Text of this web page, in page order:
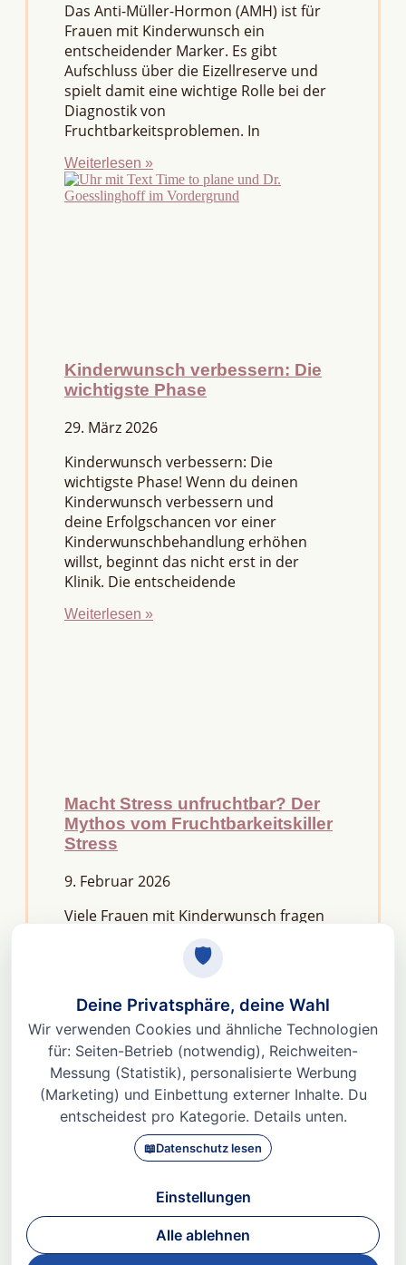
Das Anti-Müller-Hormon (AMH) ist für
Frauen mit Kinderwunsch ein
entscheidender Marker. Es gibt
Aufschluss über die Eizellreserve und
spielt damit eine wichtige Rolle bei der
Diagnostik von
Fruchtbarkeitsproblemen. In
Weiterlesen »
Kinderwunsch verbessern: Die
wichtigste Phase
29. März 2026
Kinderwunsch verbessern: Die
wichtigste Phase! Wenn du deinen
Kinderwunsch verbessern und
deine Erfolgschancen vor einer
Kinderwunschbehandlung erhöhen
willst, beginnt das nicht erst in der
Klinik. Die entscheidende
Weiterlesen »
Macht Stress unfruchtbar? Der
Mythos vom Fruchtbarkeitskiller
Stress
9. Februar 2026
Viele Frauen mit Kinderwunsch fragen
kurze Antwort lautet: Nein, aber er kann
Fruchtbarkeit aus dem Gleichgewicht
bringen. Denn Stress
Weiterlesen »